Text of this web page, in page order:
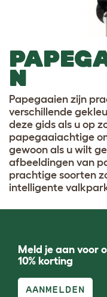
N
Papegaaien zijn
verschillende
deze gids als u op
papegaaiachtige
gewoon als u wilt
afbeeldingen van
prachtige soorten
intelligente
Meld je aan voor
10% korting
AANMELDEN